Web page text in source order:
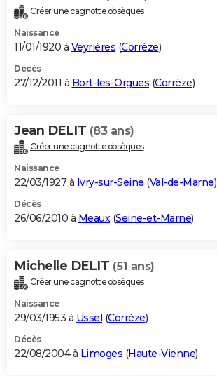
Créer une cagnotte obsèques
Naissance
11/01/1920 à Veyrières (Corrèze)
Décès
27/12/2011 à Bort-les-Orgues (Corrèze)
Jean DELIT (83 ans)
Créer une cagnotte obsèques
Naissance
22/03/1927 à Ivry-sur-Seine (Val-de-Marne)
Décès
26/06/2010 à Meaux(Seine-et-Marne)
Michelle DELIT (51 ans)
Créer une cagnotte obsèques
Naissance
29/03/1953 à Ussel (Corrèze)
Décès
22/08/2004 à Limoges (Haute-Vienne)